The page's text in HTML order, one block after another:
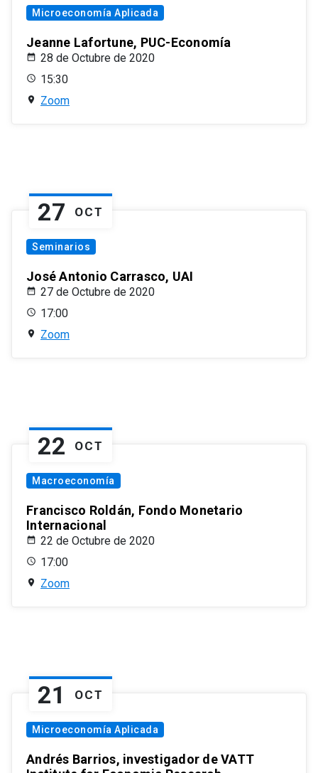
Microeconomía Aplicada
Jeanne Lafortune, PUC-Economía
28 de Octubre de 2020
15:30
Zoom
27 OCT
Seminarios
José Antonio Carrasco, UAI
27 de Octubre de 2020
17:00
Zoom
22 OCT
Macroeconomía
Francisco Roldán, Fondo Monetario
Internacional
22 de Octubre de 2020
17:00
Zoom
21 OCT
Microeconomía Aplicada
Andrés Barrios, investigador de VATT